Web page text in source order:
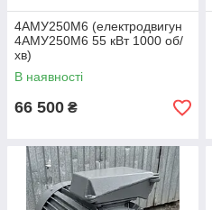
4АМУ250М6 (електродвигун
4АМУ250М6 55 кВт 1000 об/
хв)
В наявності
66 500 ₴